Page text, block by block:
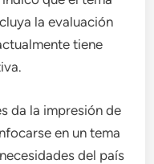
la evaluación
tiene
da la impresión de
en un tema
del país